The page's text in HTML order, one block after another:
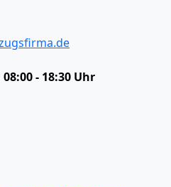
08:00 - 18:30 Uhr